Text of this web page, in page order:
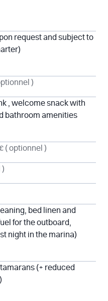
request and subject to
)
, welcome snack with
bathroom amenities
( optionnel )
)
bed linen and
for the outboard,
night in the marina)
(+ reduced